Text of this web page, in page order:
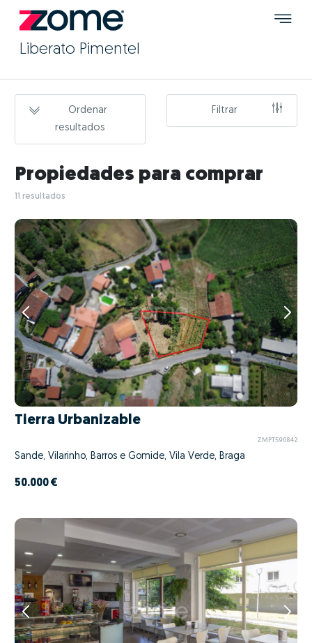
Liberato Pimentel
Ordenar
resultados
Filtrar
Propiedades para comprar
11 resultados
Tierra Urbanizable
ZMPT590842
Sande, Vilarinho, Barros e Gomide, Vila Verde, Braga
50.000 €